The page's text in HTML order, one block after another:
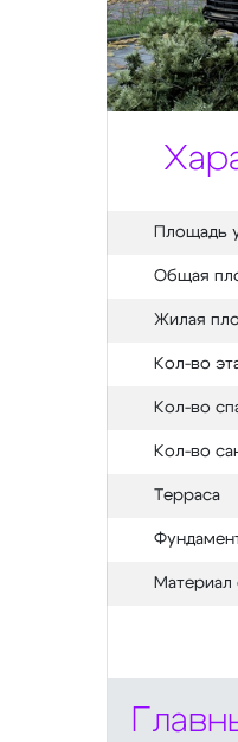
Площадь
Общая
Жилая
Кол-во
Кол-во
Кол-во
Терраса
Материал